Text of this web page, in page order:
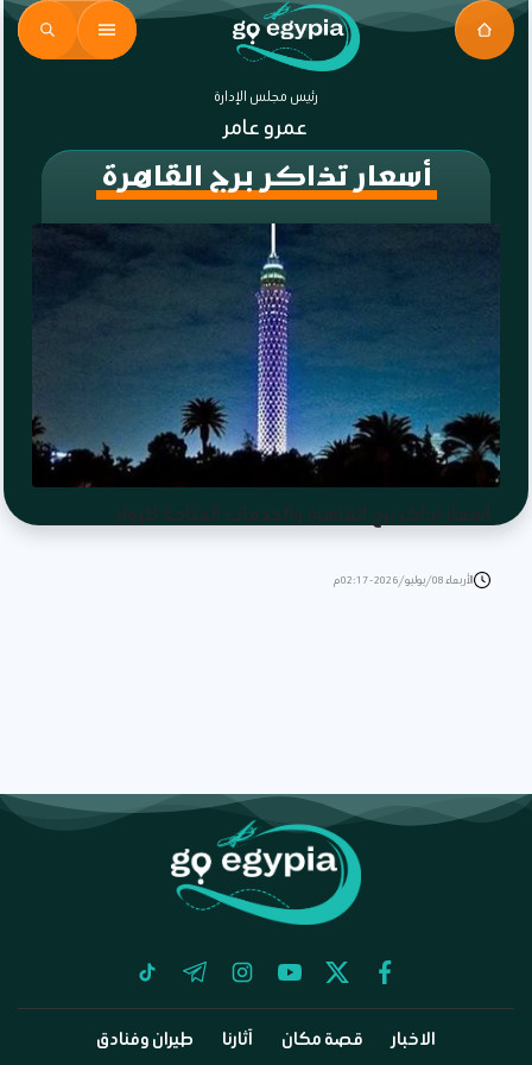
رئيس مجلس الإدارة
عمرو عامر
أسعار تذاكر برج القاهرة
أسعار تذاكر برج القاهرة والخدمات المتاحة للزوار
الأربعاء 08/يوليو/2026 - 02:17 م
facebook
twitter
youtube
instagram
telegram
tiktok
الاخبار قصة مكان آثارنا طيران وفنادق